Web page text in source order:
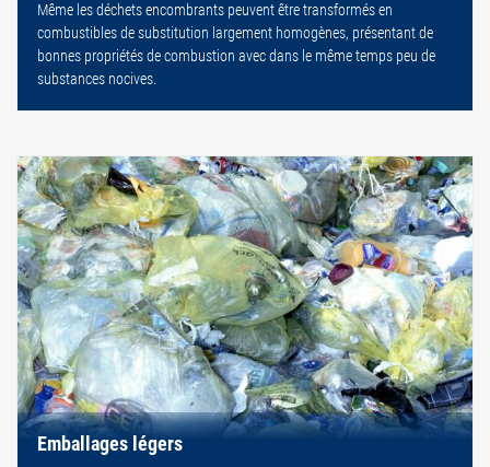
Même les déchets encombrants peuvent être transformés en
combustibles de substitution largement homogènes, présentant de
bonnes propriétés de combustion avec dans le même temps peu de
substances nocives.
Emballages légers